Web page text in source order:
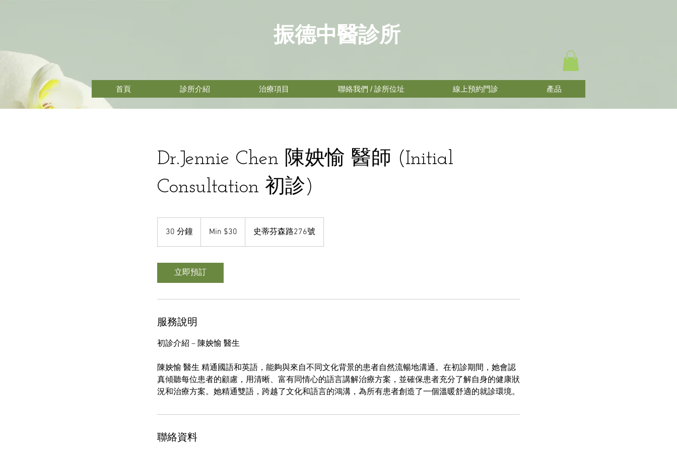
振德中醫診所
首頁 診所介紹 治療項目 聯絡我們 / 診所位址 線上預約門診 產品
Dr.Jennie Chen 陳姎愉 醫師 (Initial
Consultation 初診)
30 分鐘
0
鐘
Min $30 史蒂芬森路276號
立即預訂
服務說明
初診介紹 – 陳姎愉 醫生
陳姎愉 醫生 精通國語和英語，能夠與來自不同文化背景的患者自然流暢地溝通。在初診期間，她會認
真傾聽每位患者的顧慮，用清晰、富有同情心的語言講解治療方案，並確保患者充分了解自身的健康狀
況和治療方案。她精通雙語，跨越了文化和語言的鴻溝，為所有患者創造了一個溫暖舒適的就診環境。
聯絡資料